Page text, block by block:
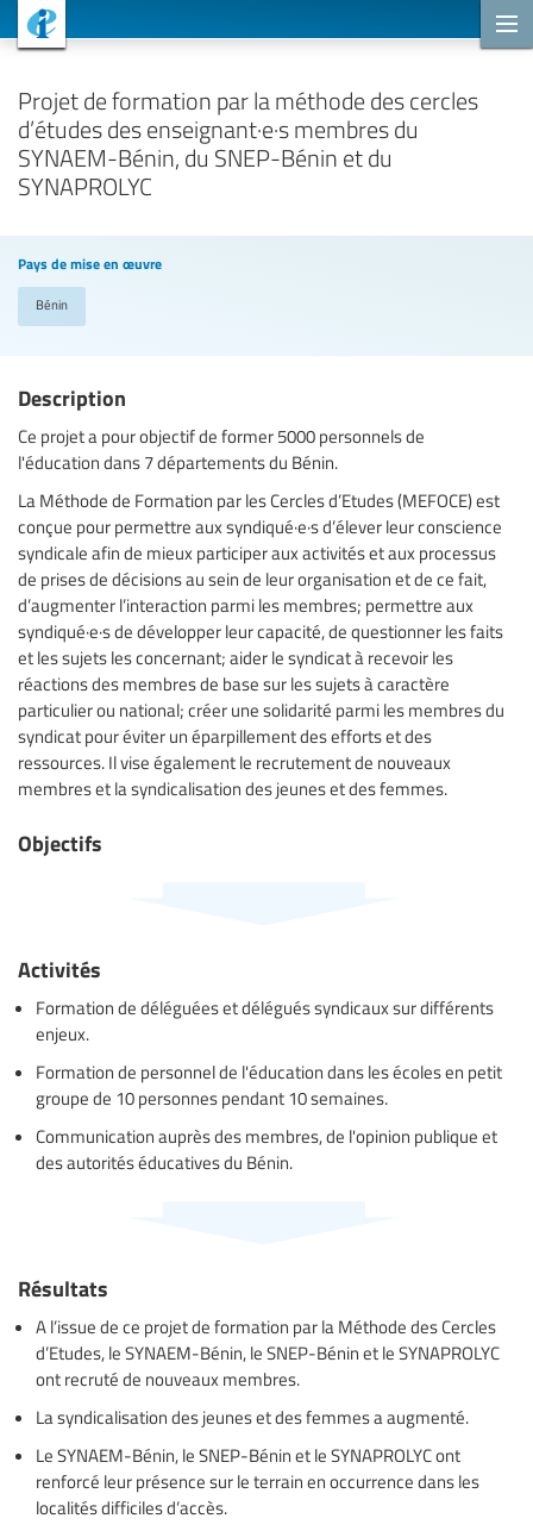
Projet de formation par la méthode des cercles
d’études des enseignant·e·s membres du
SYNAEM-Bénin, du SNEP-Bénin et du
SYNAPROLYC
Pays de mise en œuvre
Bénin
Description
Ce projet a pour objectif de former 5000 personnels de
l'éducation dans 7 départements du Bénin.
La Méthode de Formation par les Cercles d’Etudes (MEFOCE) est
conçue pour permettre aux syndiqué·e·s d’élever leur conscience
syndicale afin de mieux participer aux activités et aux processus
de prises de décisions au sein de leur organisation et de ce fait,
d’augmenter l’interaction parmi les membres; permettre aux
syndiqué·e·s de développer leur capacité, de questionner les faits
et les sujets les concernant; aider le syndicat à recevoir les
réactions des membres de base sur les sujets à caractère
particulier ou national; créer une solidarité parmi les membres du
syndicat pour éviter un éparpillement des efforts et des
ressources. Il vise également le recrutement de nouveaux
membres et la syndicalisation des jeunes et des femmes.
Objectifs
Activités
Formation de déléguées et délégués syndicaux sur différents
enjeux.
Formation de personnel de l'éducation dans les écoles en petit
groupe de 10 personnes pendant 10 semaines.
Communication auprès des membres, de l'opinion publique et
des autorités éducatives du Bénin.
Résultats
A l’issue de ce projet de formation par la Méthode des Cercles
d’Etudes, le SYNAEM-Bénin, le SNEP-Bénin et le SYNAPROLYC
ont recruté de nouveaux membres.
La syndicalisation des jeunes et des femmes a augmenté.
Le SYNAEM-Bénin, le SNEP-Bénin et le SYNAPROLYC ont
renforcé leur présence sur le terrain en occurrence dans les
localités difficiles d’accès.